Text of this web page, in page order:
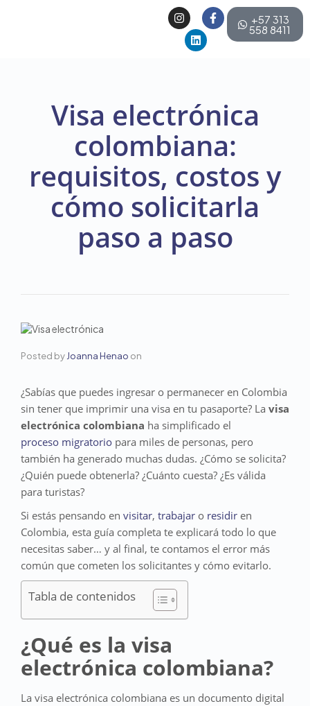
+57 313
558 8411
Visa electrónica
colombiana:
requisitos, costos y
cómo solicitarla
paso a paso
Posted by Joanna Henao on
¿Sabías que puedes ingresar o permanecer en Colombia
sin tener que imprimir una visa en tu pasaporte? La visa
electrónica colombiana ha simplificado el
proceso migratorio para miles de personas, pero
también ha generado muchas dudas. ¿Cómo se solicita?
¿Quién puede obtenerla? ¿Cuánto cuesta? ¿Es válida
para turistas?
Si estás pensando en visitar, trabajar o residir en
Colombia, esta guía completa te explicará todo lo que
necesitas saber… y al final, te contamos el error más
común que cometen los solicitantes y cómo evitarlo.
Tabla de contenidos
¿Qué es la visa
electrónica colombiana?
La visa electrónica colombiana es un documento digital